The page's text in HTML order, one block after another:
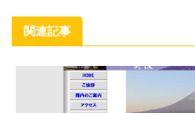
関連記事